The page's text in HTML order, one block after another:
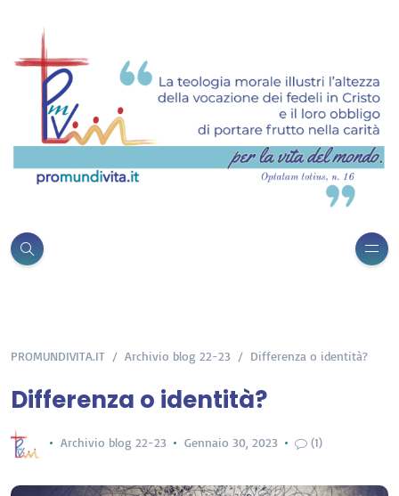
PROMUNDIVITA.IT Archivio blog 22-23 Differenza o identità?
Differenza o identità?
Archivio blog 22-23 Gennaio 30, 2023 (1)